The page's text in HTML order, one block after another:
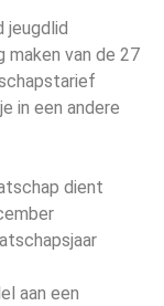
jeugdlid
maken van de 27
in een andere
dient
aan een